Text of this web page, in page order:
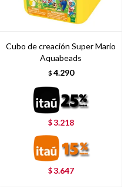
Cubo de creación Super Mario
Aquabeads
$ 4.290
$3.218
$3.647